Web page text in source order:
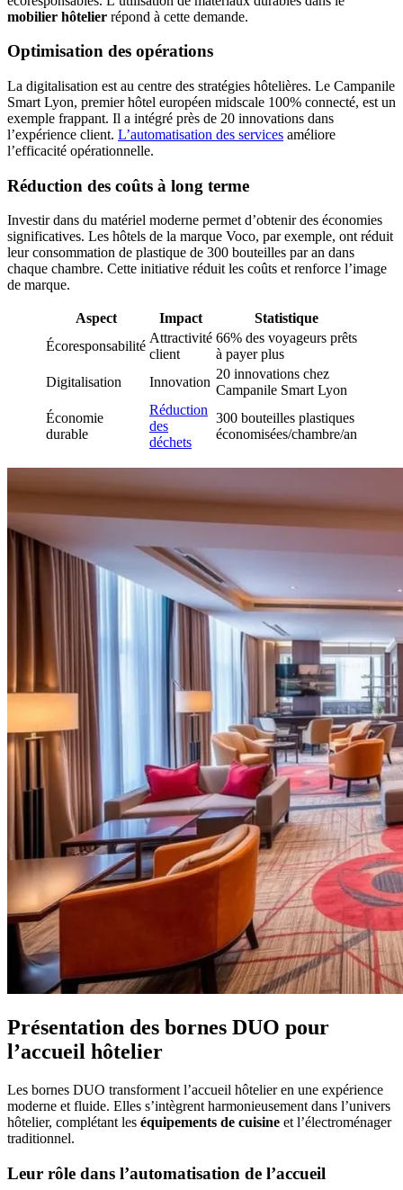
mobilier hôtelier répond à cette demande.
Optimisation des opérations
La digitalisation est au centre des stratégies hôtelières. Le Campanile
Smart Lyon, premier hôtel européen midscale 100% connecté, est un
exemple frappant. Il a intégré près de 20 innovations dans
l’expérience client. L’automatisation des services améliore
l’efficacité opérationnelle.
Réduction des coûts à long terme
Investir dans du matériel moderne permet d’obtenir des économies
significatives. Les hôtels de la marque Voco, par exemple, ont réduit
leur consommation de plastique de 300 bouteilles par an dans
chaque chambre. Cette initiative réduit les coûts et renforce l’image
de marque.
Aspect Impact
Statistique
Écoresponsabilité
Attractivité
client
66% des voyageurs prêts
à payer plus
Digitalisation
Innovation
20 innovations chez
Campanile Smart Lyon
Économie
durable
Réduction
des
déchets
300 bouteilles plastiques
économisées/chambre/an
Présentation des bornes DUO pour
l’accueil hôtelier
Les bornes DUO transforment l’accueil hôtelier en une expérience
moderne et fluide. Elles s’intègrent harmonieusement dans l’univers
hôtelier, complétant les équipements de cuisine et l’électroménager
traditionnel.
Leur rôle dans l’automatisation de l’accueil